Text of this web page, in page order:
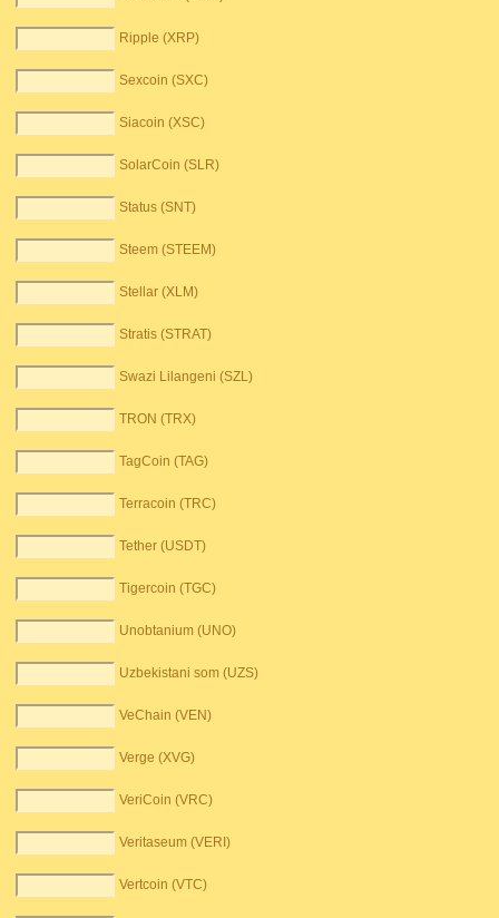
Ripple (XRP)
Sexcoin (SXC)
Siacoin (XSC)
SolarCoin (SLR)
Status (SNT)
Steem (STEEM)
Stellar (XLM)
Stratis (STRAT)
Swazi Lilangeni (SZL)
TRON (TRX)
TagCoin (TAG)
Terracoin (TRC)
Tether (USDT)
Tigercoin (TGC)
Unobtanium (UNO)
Uzbekistani som (UZS)
VeChain (VEN)
Verge (XVG)
VeriCoin (VRC)
Veritaseum (VERI)
Vertcoin (VTC)